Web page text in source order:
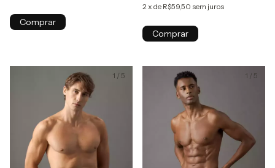
Comprar
2 x de R$59,50 sem juros
Comprar
1 / 5 1 / 5